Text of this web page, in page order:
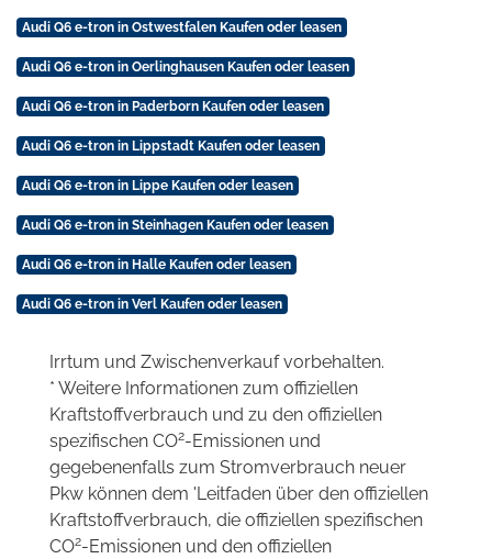
Audi Q6 e-tron in Ostwestfalen Kaufen oder leasen
Audi Q6 e-tron in Oerlinghausen Kaufen oder leasen
Audi Q6 e-tron in Paderborn Kaufen oder leasen
Audi Q6 e-tron in Lippstadt Kaufen oder leasen
Audi Q6 e-tron in Lippe Kaufen oder leasen
Audi Q6 e-tron in Steinhagen Kaufen oder leasen
Audi Q6 e-tron in Halle Kaufen oder leasen
Audi Q6 e-tron in Verl Kaufen oder leasen
Irrtum und Zwischenverkauf vorbehalten.
* Weitere Informationen zum offiziellen
Kraftstoffverbrauch und zu den offiziellen
spezifischen CO2-Emissionen und
gegebenenfalls zum Stromverbrauch neuer
Pkw können dem 'Leitfaden über den offiziellen
Kraftstoffverbrauch, die offiziellen spezifischen
CO2-Emissionen und den offiziellen